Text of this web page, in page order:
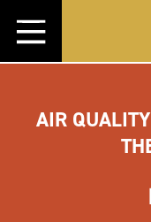
コンテンツへスキ
AIR